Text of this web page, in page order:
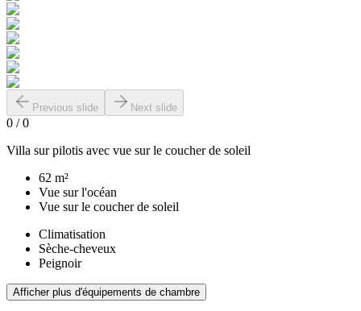
Previous slide Next slide
0 /0
Villa sur pilotis avec vue sur le coucher de soleil
62 m²
Vue sur l'océan
Vue sur le coucher de soleil
Climatisation
Sèche-cheveux
Peignoir
Afficher plus d'équipements de chambre